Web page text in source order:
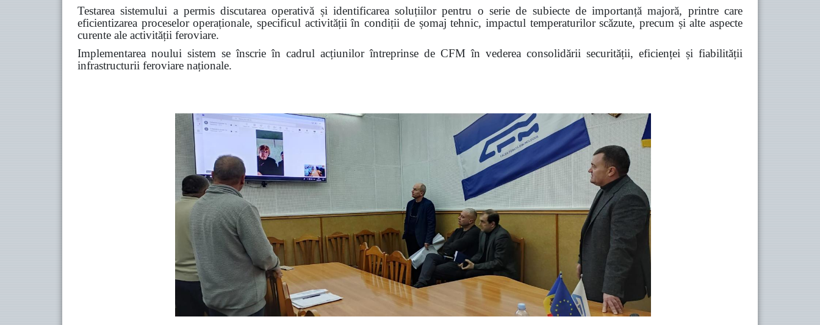
Testarea sistemului a permis discutarea operativă și identificarea soluțiilor pentru o serie de subiecte de importanță majoră, printre care
eficientizarea proceselor operaționale, specificul activității în condiții de șomaj tehnic, impactul temperaturilor scăzute, precum și alte aspecte
curente ale activității feroviare.
Implementarea noului sistem se înscrie în cadrul acțiunilor întreprinse de CFM în vederea consolidării securității, eficienței și fiabilității
infrastructurii feroviare naționale.